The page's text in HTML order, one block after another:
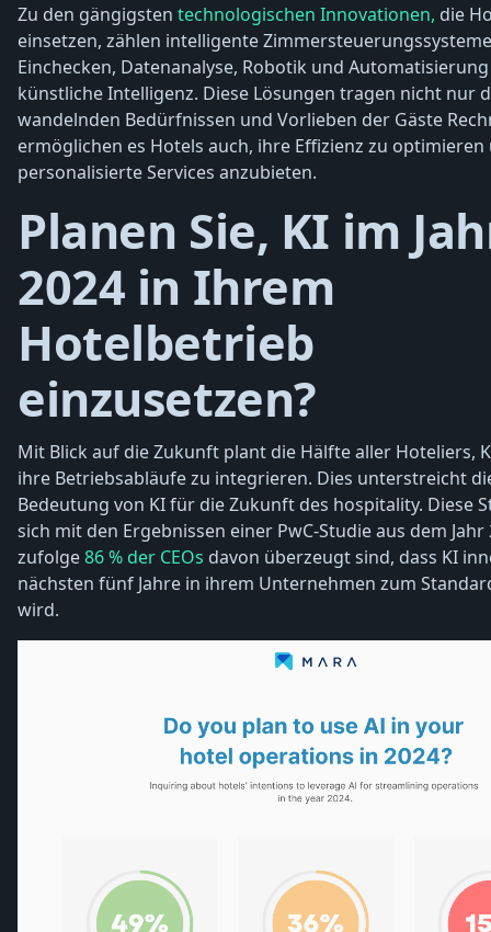
Zu den gängigsten technologischen Innovationen, die
einsetzen, zählen intelligente
Einchecken, Datenanalyse, Robotik und
künstliche Intelligenz. Diese Lösungen tragen nicht nur
wandelnden Bedürfnissen und Vorlieben der Gäste
ermöglichen es Hotels auch, ihre Effizienz zu optimieren
personalisierte Services anzubieten.
Planen Sie, KI im
2024 in Ihrem
Hotelbetrieb
einzusetzen?
Mit Blick auf die Zukunft plant die Hälfte aller Hoteliers,
ihre Betriebsabläufe zu integrieren. Dies unterstreicht
Bedeutung von KI für die Zukunft des hospitality. Diese
sich mit den Ergebnissen einer PwC-Studie aus dem Jahr
zufolge86 % der CEOs davon überzeugt sind, dass KI
nächsten fünf Jahre in ihrem Unternehmen zum
wird.